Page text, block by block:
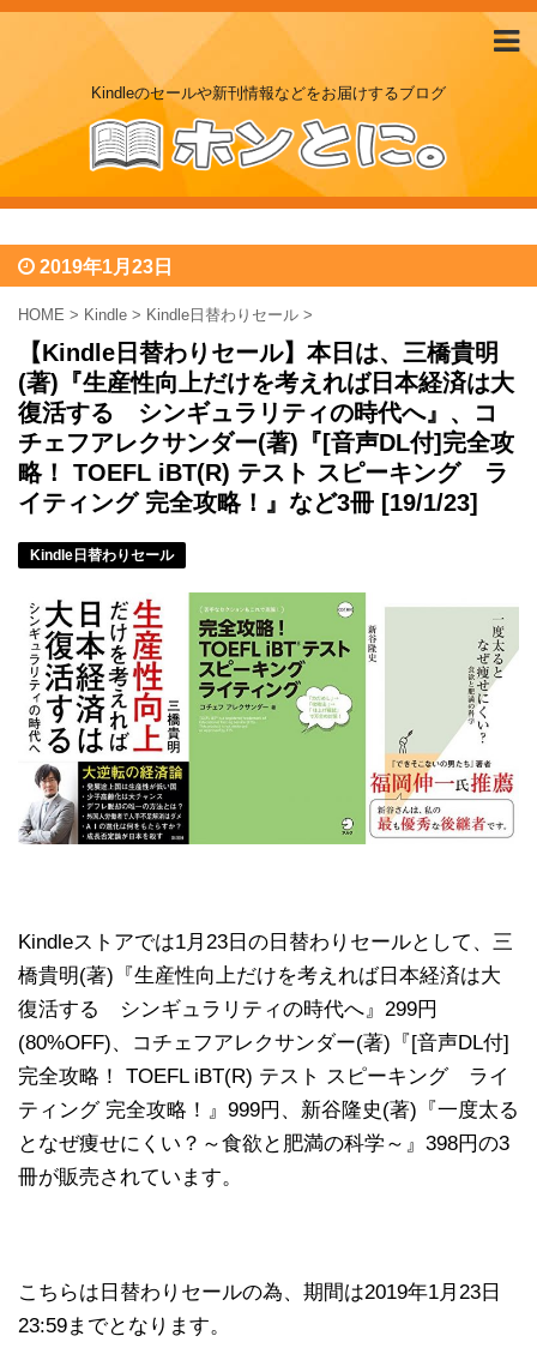
Kindleのセールや新刊情報などをお届けするブログ
2019年1月23日
HOME > Kindle > Kindle日替わりセール >
【Kindle日替わりセール】本日は、三橋貴明
(著)『生産性向上だけを考えれば日本経済は大
復活する シンギュラリティの時代へ』、コ
チェフアレクサンダー(著)『[音声DL付]完全攻
略！ TOEFL iBT(R) テスト スピーキング ラ
イティング 完全攻略！』など3冊 [19/1/23]
Kindle日替わりセール
Kindleストアでは1月23日の日替わりセールとして、三
橋貴明(著)『生産性向上だけを考えれば日本経済は大
復活する シンギュラリティの時代へ』299円
(80%OFF)、コチェフアレクサンダー(著)『[音声DL付]
完全攻略！ TOEFL iBT(R) テスト スピーキング ライ
ティング 完全攻略！』999円、新谷隆史(著)『一度太る
となぜ痩せにくい？～食欲と肥満の科学～』398円の3
冊が販売されています。
こちらは日替わりセールの為、期間は2019年1月23日
23:59までとなります。